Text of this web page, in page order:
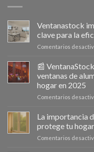
Ventanastock
clave para la
Comentarios
📰
ventanas de
hogar en 2025
Comentarios
La importancia
protege tu
Comentarios